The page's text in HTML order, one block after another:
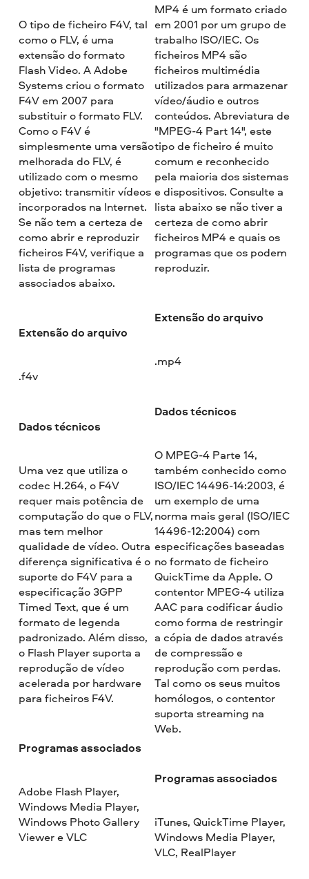
O tipo de ficheiro F4V, tal
como o FLV, é uma
extensão do formato
Flash Video. A Adobe
Systems criou o formato
F4V em 2007 para
substituir o formato FLV.
Como o F4V é
simplesmente uma versão
melhorada do FLV, é
utilizado com o mesmo
objetivo: transmitir vídeos
incorporados na Internet.
Se não tem a certeza de
como abrir e reproduzir
ficheiros F4V, verifique a
lista de programas
associados abaixo.
Extensão do arquivo
.f4v
Dados técnicos
Uma vez que utiliza o
codec H.264, o F4V
requer mais potência de
computação do que o FLV,
mas tem melhor
qualidade de vídeo. Outra
diferença significativa é o
suporte do F4V para a
especificação 3GPP
Timed Text, que é um
formato de legenda
padronizado. Além disso,
o Flash Player suporta a
reprodução de vídeo
acelerada por hardware
para ficheiros F4V.
Programas associados
Adobe Flash Player,
Windows Media Player,
Windows Photo Gallery
Viewer e VLC
MP4 é um formato criado
em 2001 por um grupo de
trabalho ISO/IEC. Os
ficheiros MP4 são
ficheiros multimédia
utilizados para armazenar
vídeo/áudio e outros
conteúdos. Abreviatura de
"MPEG-4 Part 14", este
tipo de ficheiro é muito
comum e reconhecido
pela maioria dos sistemas
e dispositivos. Consulte a
lista abaixo se não tiver a
certeza de como abrir
ficheiros MP4 e quais os
programas que os podem
reproduzir.
Extensão do arquivo
.mp4
Dados técnicos
O MPEG-4 Parte 14,
também conhecido como
ISO/IEC 14496-14:2003, é
um exemplo de uma
norma mais geral (ISO/IEC
14496-12:2004) com
especificações baseadas
no formato de ficheiro
QuickTime da Apple. O
contentor MPEG-4 utiliza
AAC para codificar áudio
como forma de restringir
a cópia de dados através
de compressão e
reprodução com perdas.
Tal como os seus muitos
homólogos, o contentor
suporta streaming na
Web.
Programas associados
iTunes, QuickTime Player,
Windows Media Player,
VLC, RealPlayer